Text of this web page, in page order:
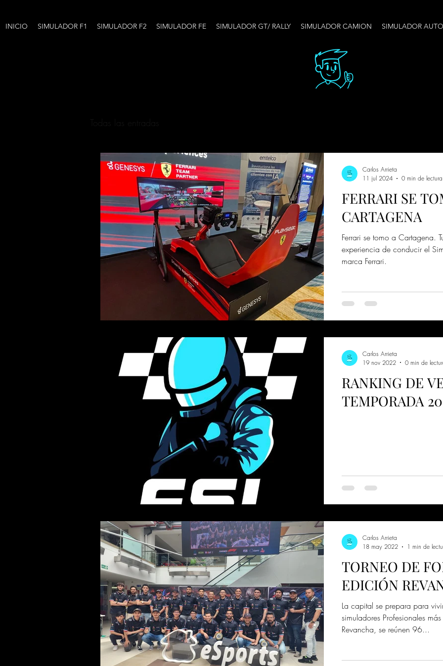
INICIO SIMULADOR F1 SIMULADOR F2 SIMULADOR FE SIMULADOR GT/ RALLY SIMULADOR CAMION SIMULADOR AUTO
FERRARI SE
CARTAGENA
Ferrari se tomo a Cartagena.
experiencia de conducir el
marca Ferrari.
Carlos Arrieta
11 jul 2024
0 min de lectura
RANKING DE
TEMPORADA
Carlos Arrieta
19 nov 2022
0 min de
TORNEO DE
EDICIÓN
La capital se prepara para
simuladores Profesionales
Revancha, se reúnen 96...
Carlos Arrieta
18 may 2022
1 min de